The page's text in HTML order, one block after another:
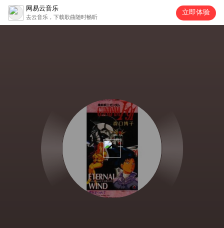
网易云音乐
去云音乐，下载歌曲随时畅听
立即体验